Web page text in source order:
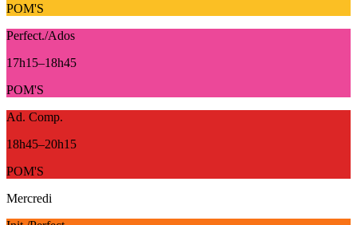
POM'S
Perfect./Ados
17h15–18h45
POM'S
Ad. Comp.
18h45–20h15
POM'S
Mercredi